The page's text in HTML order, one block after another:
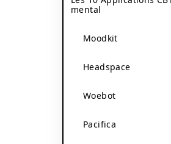
mental
Moodkit
Headspace
Woebot
Pacifica